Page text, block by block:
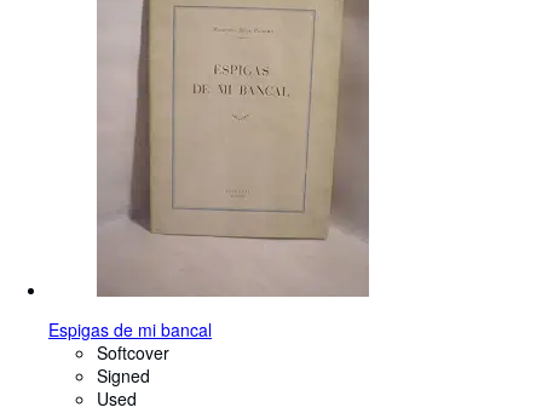
Espigas de mi bancal
Softcover
Signed
Used